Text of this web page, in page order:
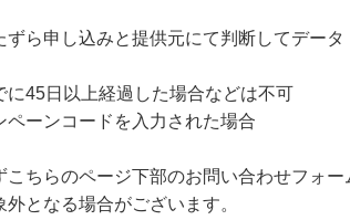
ずら申し込みと提供元にて判断してデータ
に45日以上経過した場合などは不可
ペーンコードを入力された場合
ちらのページ下部のお問い合わせフォ
となる場合がございます。